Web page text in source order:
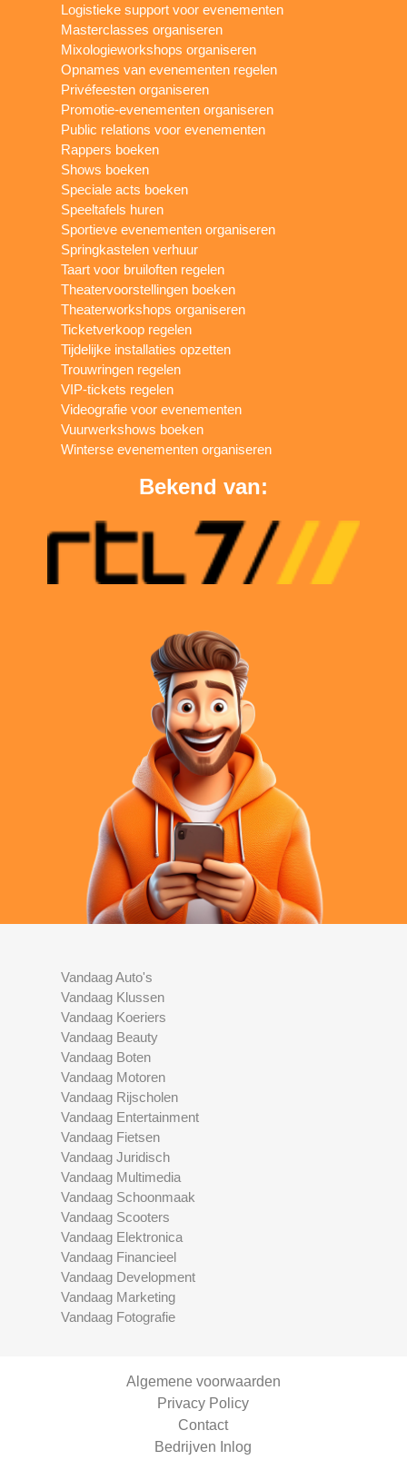
Logistieke support voor evenementen
Masterclasses organiseren
Mixologieworkshops organiseren
Opnames van evenementen regelen
Privéfeesten organiseren
Promotie-evenementen organiseren
Public relations voor evenementen
Rappers boeken
Shows boeken
Speciale acts boeken
Speeltafels huren
Sportieve evenementen organiseren
Springkastelen verhuur
Taart voor bruiloften regelen
Theatervoorstellingen boeken
Theaterworkshops organiseren
Ticketverkoop regelen
Tijdelijke installaties opzetten
Trouwringen regelen
VIP-tickets regelen
Videografie voor evenementen
Vuurwerkshows boeken
Winterse evenementen organiseren
Bekend van:
Vandaag Auto's
Vandaag Klussen
Vandaag Koeriers
Vandaag Beauty
Vandaag Boten
Vandaag Motoren
Vandaag Rijscholen
Vandaag Entertainment
Vandaag Fietsen
Vandaag Juridisch
Vandaag Multimedia
Vandaag Schoonmaak
Vandaag Scooters
Vandaag Elektronica
Vandaag Financieel
Vandaag Development
Vandaag Marketing
Vandaag Fotografie
Algemene voorwaarden
Privacy Policy
Contact
Bedrijven Inlog